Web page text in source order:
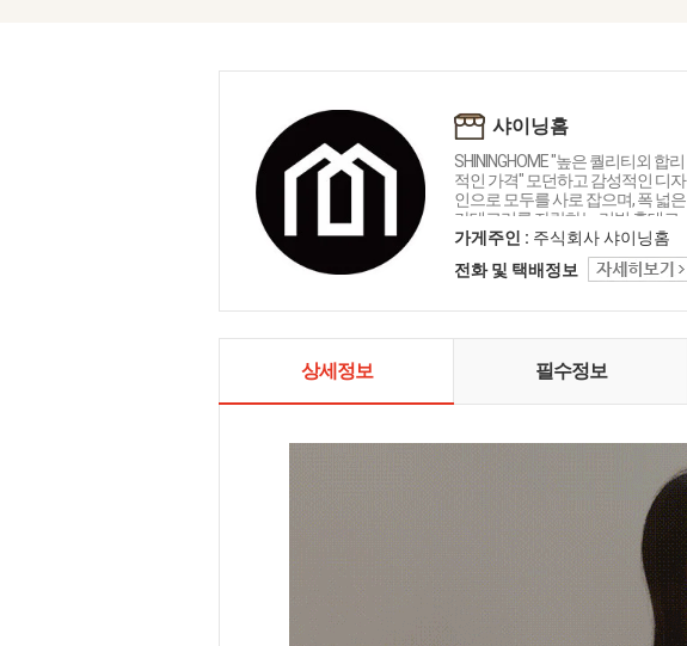
샤이닝홈
SHININGHOME "높은 퀄리티외 합리
적인 가격" 모던하고 감성적인 디자
인으로 모두를 사로 잡으며, 폭 넓은
카테고리를 자랑하는 리빙 홈데코
인테리어 샤이닝홈입니다.
가게주인 : 주식회사 샤이닝홈
전화 및 택배정보
상세정보 필수정보